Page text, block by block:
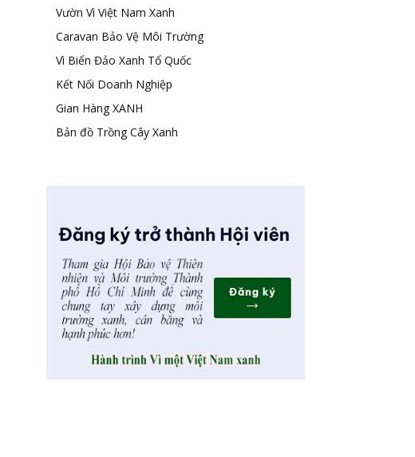
Vườn Vì Việt Nam Xanh
Caravan Bảo Vệ Môi Trường
Vì Biển Đảo Xanh Tổ Quốc
Kết Nối Doanh Nghiệp
Gian Hàng XANH
Bản đồ Trồng Cây Xanh